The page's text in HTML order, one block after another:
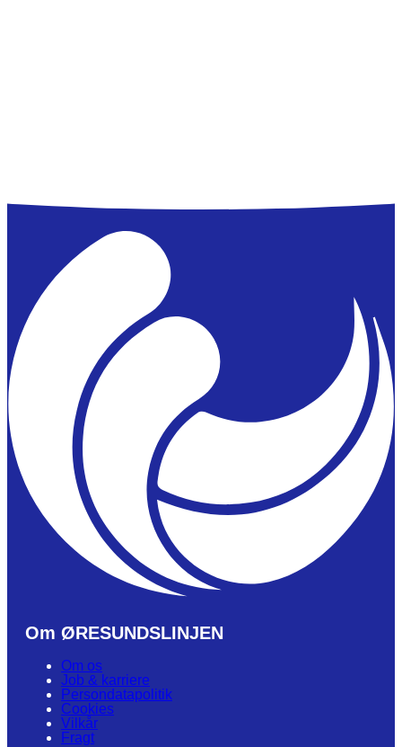
Om ØRESUNDSLINJEN
Om os
Job & karriere
Persondatapolitik
Cookies
Vilkår
Fragt